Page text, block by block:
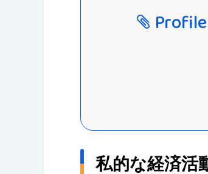
Profile
私的な経済活